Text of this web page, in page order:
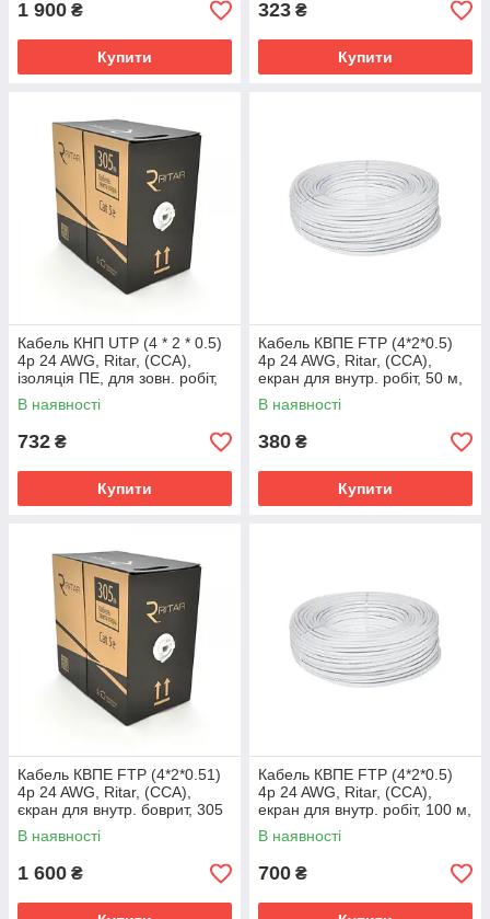
1 900 ₴
Купити
323 ₴
Купити
Кабель КНП UTP (4 * 2 * 0.5)
4p 24 AWG, Ritar, (CCA),
ізоляція ПЕ, для зовн. робіт,
100м, Black, Q4
В наявності
732 ₴
Купити
Кабель КВПЕ FTP (4*2*0.5)
4p 24 AWG, Ritar, (CCA),
екран для внутр. робіт, 50 м,
White, Corton BOX, Q12
В наявності
380 ₴
Купити
Кабель КВПЕ FTP (4*2*0.51)
4p 24 AWG, Ritar, (CCA),
єкран для внутр. боврит, 305
м, White, Corton BOX
В наявності
1 600 ₴
Кабель КВПЕ FTP (4*2*0.5)
4p 24 AWG, Ritar, (CCA),
екран для внутр. робіт, 100 м,
В наявності
700 ₴